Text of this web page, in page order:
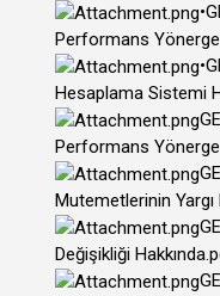
Performans
Hesaplama Sistemi
Performans
Mutemetlerinin Yargı
Değişikliği